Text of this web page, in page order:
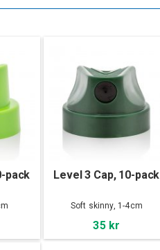
pack Level 3 Cap, 10-pack
Soft skinny, 1-4cm
35 kr